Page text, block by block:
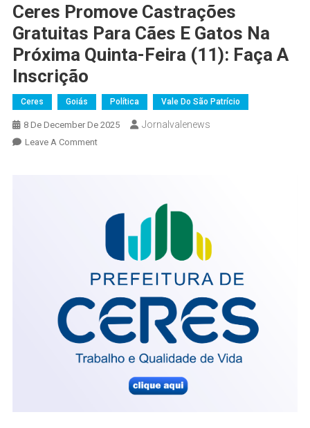
Ceres Promove Castrações
Gratuitas Para Cães E Gatos Na
Próxima Quinta-Feira (11): Faça A
Inscrição
Ceres Goiás Política Vale Do São Patrício
8 De December De 2025 Jornalvalenews
Leave A CommentOn
Para
Na
Próxima
Quinta-
Feira
Faça
Inscrição